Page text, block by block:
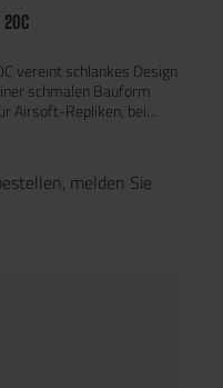
20C
vereint schlankes Design
schmalen Bauform
Airsoft-Repliken, bei
melden Sie